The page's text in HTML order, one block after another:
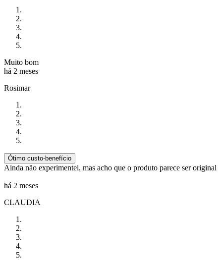
Muito bom
há 2 meses
Rosimar
Ótimo custo-benefício
Ainda não experimentei, mas acho que o produto parece ser original
há 2 meses
CLAUDIA